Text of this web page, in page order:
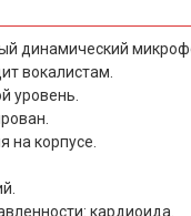
динамический
вокалистам.
уровень.
на корпусе.
кардиоида.